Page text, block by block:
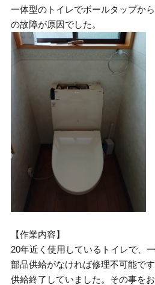
一体型のトイレでボールタップか
の故障が原因でした。
【作業内容】
20年近く使用しているトイレで、
部品供給がなければ修理不可能で
供給終了していました。その事を